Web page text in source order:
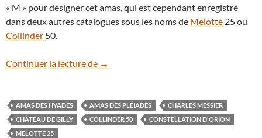
« M » pour désigner cet amas, qui est cependant enregistré
dans deux autres catalogues sous les noms de Melotte 25 ou
Collinder 50.
Continuer la lecture de Lundi 14 mars : la Lune passe devant
→
AMAS DES HYADES AMAS DES PLÉIADES
CHARLES MESSIER
CHÂTEAU DE GILLY
COLLINDER 50
CONSTELLATION D'ORION
MELOTTE 25